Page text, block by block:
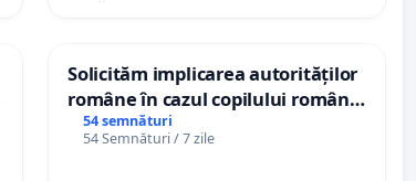
Solicităm implicarea autorităților
române în cazul copilului român
Wiliam Kristian Gheorghe, aflat în
plasament în Danemarca de 12
54 semnături
54 Semnături / 7 zile